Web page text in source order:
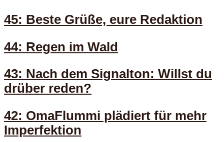
45: Beste Grüße, eure Redaktion
44: Regen im Wald
43: Nach dem Signalton: Willst du
drüber reden?
42: OmaFlummi plädiert für mehr
Imperfektion